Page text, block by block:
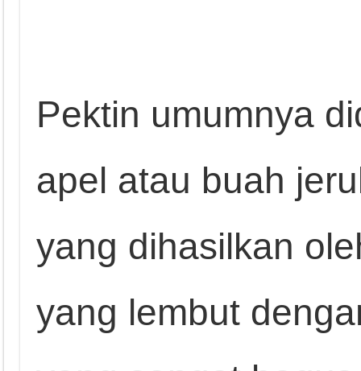
Pektin umumnya
apel atau buah
yang dihasilkan
yang lembut